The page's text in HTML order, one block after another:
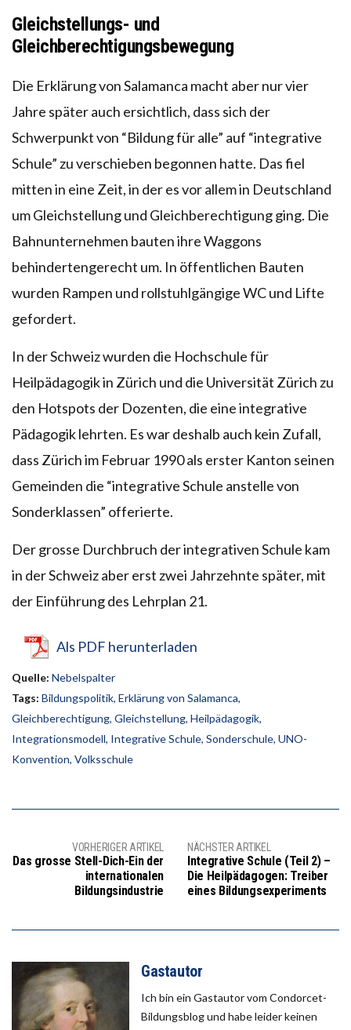
Gleichstellungs- und
Gleichberechtigungsbewegung
Die Erklärung von Salamanca macht aber nur vier
Jahre später auch ersichtlich, dass sich der
Schwerpunkt von “Bildung für alle” auf “integrative
Schule” zu verschieben begonnen hatte. Das fiel
mitten in eine Zeit, in der es vor allem in Deutschland
um Gleichstellung und Gleichberechtigung ging. Die
Bahnunternehmen bauten ihre Waggons
behindertengerecht um. In öffentlichen Bauten
wurden Rampen und rollstuhlgängige WC und Lifte
gefordert.
In der Schweiz wurden die Hochschule für
Heilpädagogik in Zürich und die Universität Zürich zu
den Hotspots der Dozenten, die eine integrative
Pädagogik lehrten. Es war deshalb auch kein Zufall,
dass Zürich im Februar 1990 als erster Kanton seinen
Gemeinden die “integrative Schule anstelle von
Sonderklassen” offerierte.
Der grosse Durchbruch der integrativen Schule kam
in der Schweiz aber erst zwei Jahrzehnte später, mit
der Einführung des Lehrplan 21.
Als PDF herunterladen
Quelle: Nebelspalter
Tags: Bildungspolitik, Erklärung von Salamanca,
Gleichberechtigung, Gleichstellung, Heilpädagogik,
Integrationsmodell, Integrative Schule, Sonderschule, UNO-
Konvention, Volksschule
VORHERIGER ARTIKEL
Das grosse Stell-Dich-Ein der
internationalen
Bildungsindustrie
NÄCHSTER ARTIKEL
Integrative Schule (Teil 2) –
Die Heilpädagogen: Treiber
eines Bildungsexperiments
Gastautor
Ich bin ein Gastautor vom Condorcet-
Bildungsblog und habe leider keinen